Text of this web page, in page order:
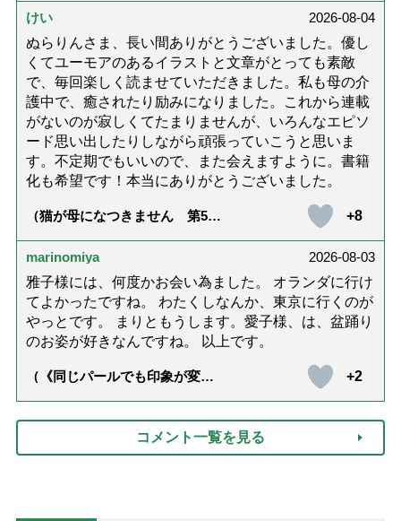
達』が届きました」）
けい
2026-08-04
ぬらりんさま、長い間ありがとうございました。優し
くてユーモアのあるイラストと文章がとっても素敵
で、毎回楽しく読ませていただきました。私も母の介
護中で、癒されたり励みになりました。これから連載
がないのが寂しくてたまりませんが、いろんなエピソ
ード思い出したりしながら頑張っていこうと思いま
す。不定期でもいいので、また会えますように。書籍
化も希望です！本当にありがとうございました。
（猫が母になつきません 第500
+8
marinomiya
2026-08-03
雅子様には、何度かお会い為ました。 オランダに行け
てよかったですね。 わたくしなんか、東京に行くのが
やっとです。 まりともうします。愛子様、は、盆踊り
のお姿が好きなんですね。 以上です。
（《同じパールでも印象が変
の夏ネックレス」上品＆涼しげ
に見せる4つの法則）
+2
コメント一覧を見る